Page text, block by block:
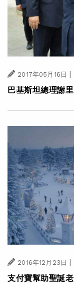
2017年05月16日 |
巴基斯坦總理謝
2016年12月23日
支付寶幫助聖誕